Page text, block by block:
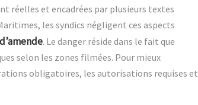
réelles et encadrées par plusieurs textes
les syndics négligent ces aspects
. Le danger réside dans le fait que
selon les zones filmées. Pour mieux
obligatoires, les autorisations requises et